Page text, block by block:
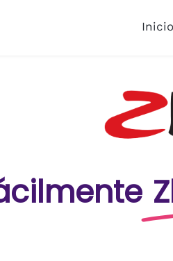
Inicio